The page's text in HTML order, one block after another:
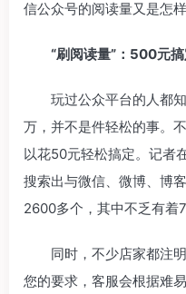
信公众号的阅读量又是怎
“刷阅读量”：500元搞
玩过公众平台的人都知
万，并不是件轻松的事。
以花50元轻松搞定。记者
搜索出与微信、微博、博
2600多个，其中不乏有着
同时，不少店家都注明
您的要求，客服会根据难